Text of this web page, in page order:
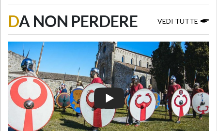
DA NON PERDERE VEDI TUTTE